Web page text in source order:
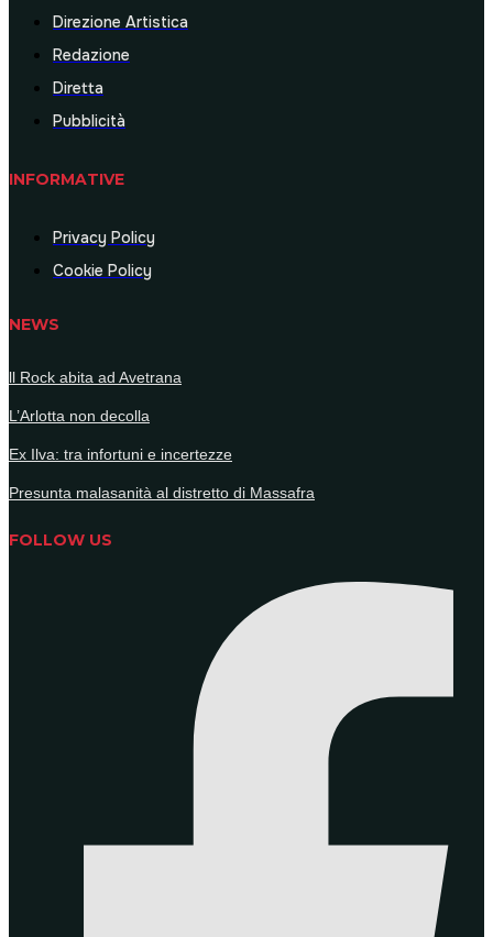
Direzione Artistica
Redazione
Diretta
Pubblicità
INFORMATIVE
Privacy Policy
Cookie Policy
NEWS
ll Rock abita ad Avetrana
L’Arlotta non decolla
Ex Ilva: tra infortuni e incertezze
Presunta malasanità al distretto di Massafra
FOLLOW US